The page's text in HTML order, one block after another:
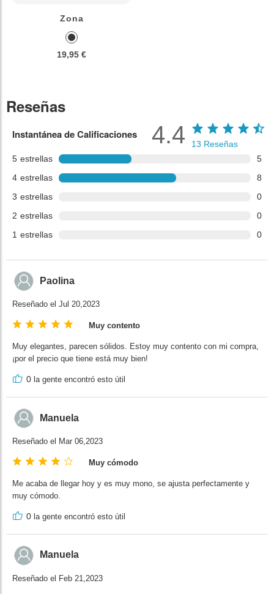
Zona
19,95 €
Reseñas
Instantánea de Calificaciones
5 estrellas
5
4 estrellas
8
3 estrellas
0
2 estrellas
0
1 estrellas 0
4.4 13 Reseñas
Paolina
Reseñado el Jul 20,2023
Muy contento
Muy elegantes, parecen sólidos. Estoy muy contento con mi compra,
¡por el precio que tiene está muy bien!
0 la gente encontró esto útil
Manuela
Reseñado el Mar 06,2023
Muy cómodo
Me acaba de llegar hoy y es muy mono, se ajusta perfectamente y
muy cómodo.
0 la gente encontró esto útil
Manuela
Reseñado el Feb 21,2023